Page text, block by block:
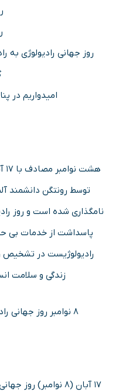
روز جهانی رادیولوژی به
امیدواریم در
توسط رونتگن دانشمند
نامگذاری شده است و روز
پاسداشت از خدمات بی حد
رادیولوژیست در تشخیص
زندگی و سلامت
۸ نوامبر روز جهانی رادیولوژی مبارک همکار عزیزم.
۱۷ آبان (۸ نوامبر)